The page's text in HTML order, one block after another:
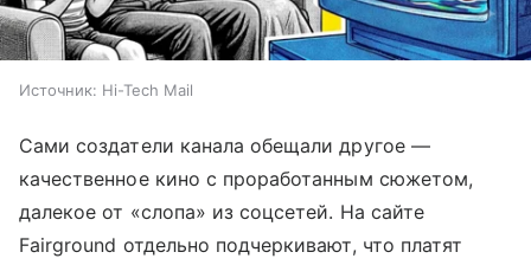
Источник: Hi-Tech Mail
Сами создатели канала обещали другое —
качественное кино с проработанным сюжетом,
далекое от «слопа» из соцсетей. На сайте
Fairground отдельно подчеркивают, что платят